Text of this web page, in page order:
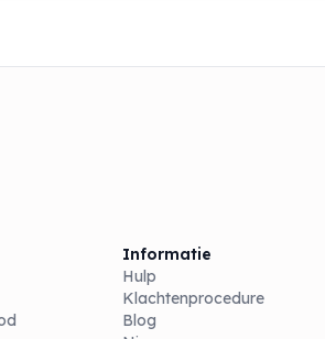
Informatie
Hulp
Klachtenprocedure
Blog